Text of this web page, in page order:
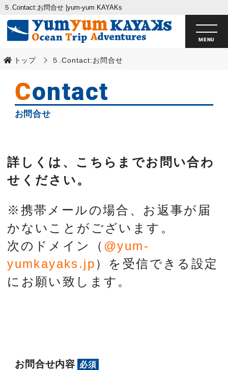
５.Contact:お問合せ |yum-yum KAYAKs
トップ ５.Contact:お問合せ
Contact
お問合せ
詳しくは、こちらまでお問い合わ
せください。
※携帯メールの場合、お返事が届
かないことがございます。
次のドメイン（ @yum-
yumkayaks.jp ）を受信できる設定
にお願い致します。
お問合せ内容 必須